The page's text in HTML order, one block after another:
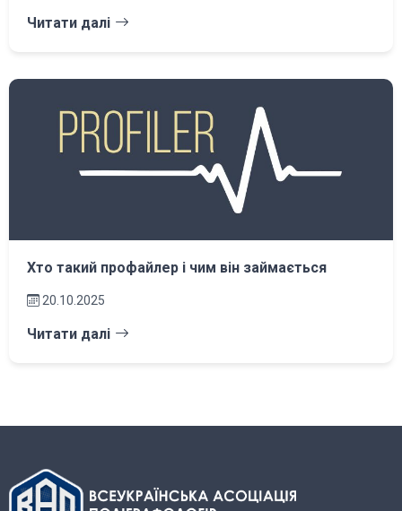
Читати далі
Хто такий профайлер і чим він займається
20.10.2025
Читати далі